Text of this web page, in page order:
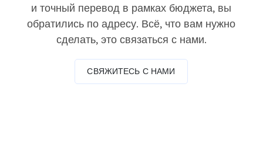
и точный перевод в рамках бюджета, вы
обратились по адресу. Всё, что вам нужно
сделать, это связаться с нами.
СВЯЖИТЕСЬ С НАМИ